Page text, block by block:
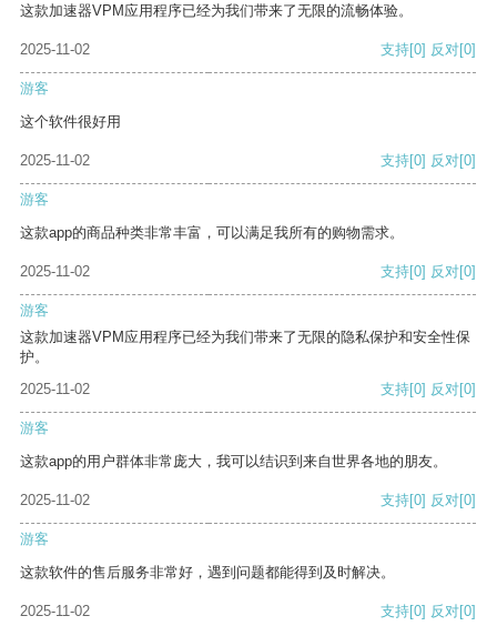
这款加速器VPM应用程序已经为我们带来了无限的流畅体验。
2025-11-02 支持[0] 反对[0]
游客
这个软件很好用
2025-11-02 支持[0] 反对[0]
游客
这款app的商品种类非常丰富，可以满足我所有的购物需求。
2025-11-02 支持[0] 反对[0]
游客
这款加速器VPM应用程序已经为我们带来了无限的隐私保护和安全性保
护。
2025-11-02
支持[0] 反对[0]
游客
这款app的用户群体非常庞大，我可以结识到来自世界各地的朋友。
2025-11-02 支持[0] 反对[0]
游客
这款软件的售后服务非常好，遇到问题都能得到及时解决。
2025-11-02 支持[0] 反对[0]